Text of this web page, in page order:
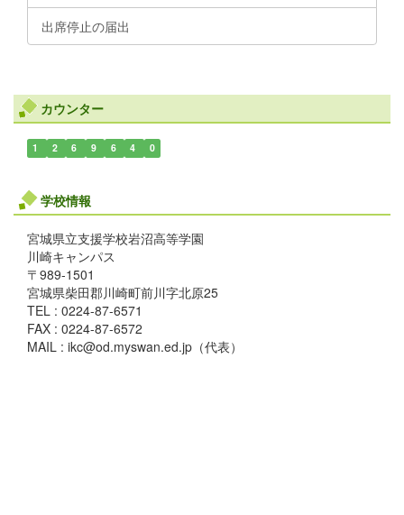
出席停止の届出
カウンター
1 2 6 9 6 4 0
学校情報
宮城県立支援学校岩沼高等学園
川崎キャンパス
〒989-1501
宮城県柴田郡川崎町前川字北原25
TEL : 0224-87-6571
FAX : 0224-87-6572
MAIL : ikc@od.myswan.ed.jp（代表）